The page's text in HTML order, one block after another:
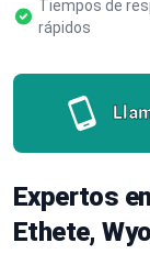
Tiempos de
rápidos
Expertos
Ethete,